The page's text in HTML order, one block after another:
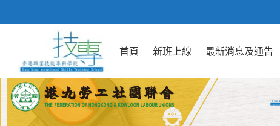
首頁 新班上線 最新消息及通告